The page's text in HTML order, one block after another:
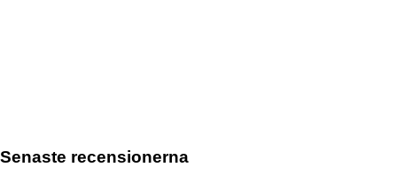
Senaste recensionerna